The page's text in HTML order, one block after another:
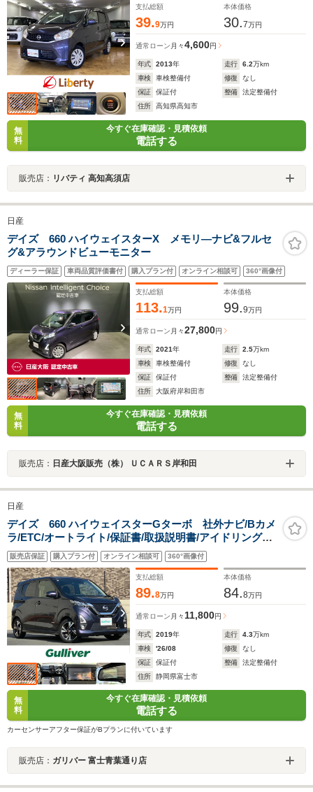
支払総額
39.9万円
本体価格
30.7万円
通常ローン 月々4,600円
年式 2013年 走行 6.2万km
車検
車検整備付 修復
なし
保証
保証付 整備
法定整備付
住所
高知県高知市
無
料
今すぐ在庫確認・見積依頼
電話する
販売店： リバティ 高知高須店
日産
デイズ 660 ハイウェイスターX メモリ―ナビ&フルセ
グ&アラウンドビューモニター
ディーラー保証 車両品質評価書付 購入プラン付 オンライン相談可 360°画像付
支払総額
113.1万円
本体価格
99.9万円
通常ローン 月々27,800円
年式 2021年 走行 2.5万km
車検
車検整備付 修復
なし
保証
保証付 整備
法定整備付
住所
大阪府岸和田市
無
料
今すぐ在庫確認・見積依頼
電話する
販売店： 日産大阪販売（株） ＵＣＡＲＳ岸和田
日産
デイズ 660 ハイウェイスターGターボ 社外ナビ/Bカメ
ラ/ETC/オートライト/保証書/取扱説明書/アイドリングス
トップ/スペアキー1本/オートエアコン/フロアマット/ベン
チシート/布シート/純正アルミ/コーナーセンサー前
後/W+サイド
販売店保証 購入プラン付 オンライン相談可 360°画像付
支払総額
89.8万円
本体価格
84.8万円
通常ローン 月々 11,800円
年式 2019年 走行 4.3万km
車検
'26/08 修復
なし
保証
保証付 整備
法定整備付
住所
静岡県富士市
無
料
今すぐ在庫確認・見積依頼
電話する
カーセンサーアフター保証がBプランに付いています
販売店： ガリバー 富士青葉通り店